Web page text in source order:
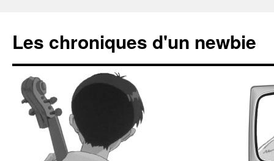
Les chroniques d'un newbie